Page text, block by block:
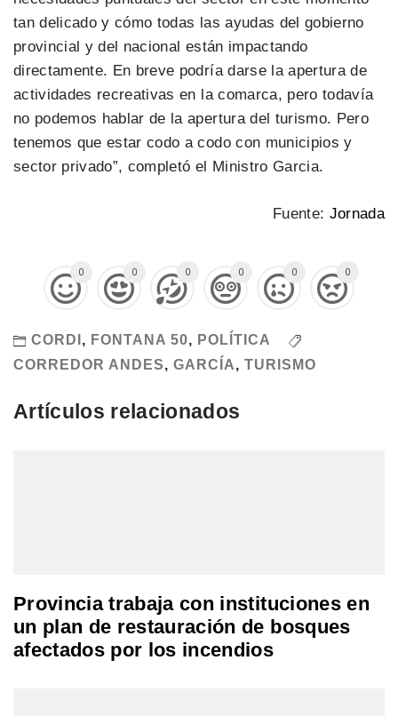
tan delicado y cómo todas las ayudas del gobierno
provincial y del nacional están impactando
directamente. En breve podría darse la apertura de
actividades recreativas en la comarca, pero todavía
no podemos hablar de la apertura del turismo. Pero
tenemos que estar codo a codo con municipios y
sector privado”, completó el Ministro Garcia.
Fuente: Jornada
0 0 0 0 0 0
CORDI , FONTANA 50, POLÍTICA
CORREDOR ANDES, GARCÍA, TURISMO
Artículos relacionados
Provincia trabaja con instituciones en
un plan de restauración de bosques
afectados por los incendios